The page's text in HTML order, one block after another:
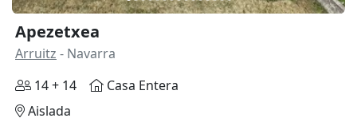
Apezetxea
Arruitz - Navarra
14 + 14
Casa Entera
Aislada